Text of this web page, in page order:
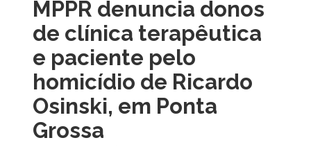
MPPR denuncia donos
de clínica terapêutica
e paciente pelo
homicídio de Ricardo
Osinski, em Ponta
Grossa